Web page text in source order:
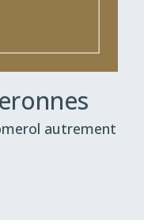
autrement